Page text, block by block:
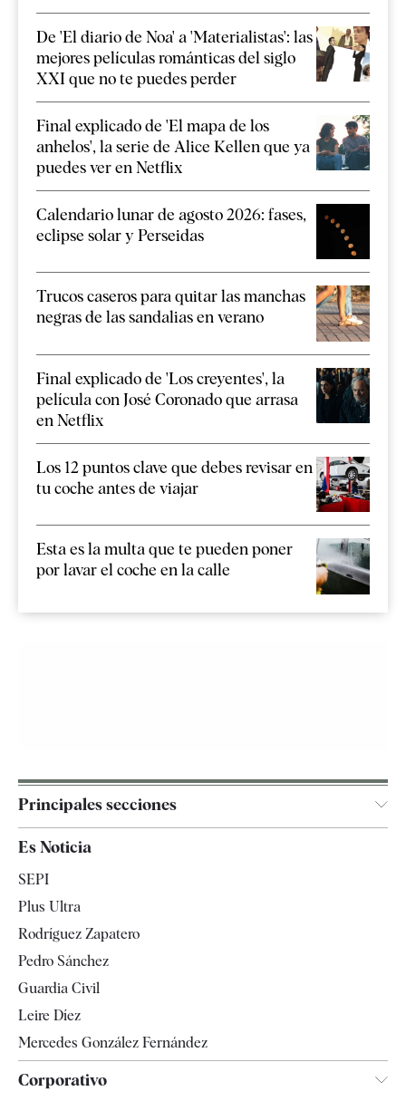
De 'El diario de Noa' a 'Materialistas': las
mejores películas románticas del siglo
XXI que no te puedes perder
Final explicado de 'El mapa de los
anhelos', la serie de Alice Kellen que ya
puedes ver en Netflix
Calendario lunar de agosto 2026: fases,
eclipse solar y Perseidas
Trucos caseros para quitar las manchas
negras de las sandalias en verano
Final explicado de 'Los creyentes', la
película con José Coronado que arrasa
en Netflix
Los 12 puntos clave que debes revisar en
tu coche antes de viajar
Esta es la multa que te pueden poner
por lavar el coche en la calle
Principales secciones
España
Televisión
Es Noticia
SEPI
Plus Ultra
Rodríguez Zapatero
Pedro Sánchez
Guardia Civil
Leire Díez
Mercedes González Fernández
Corporativo